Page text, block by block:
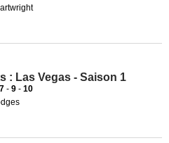
: Las Vegas - Saison 1
7 - 9 - 10